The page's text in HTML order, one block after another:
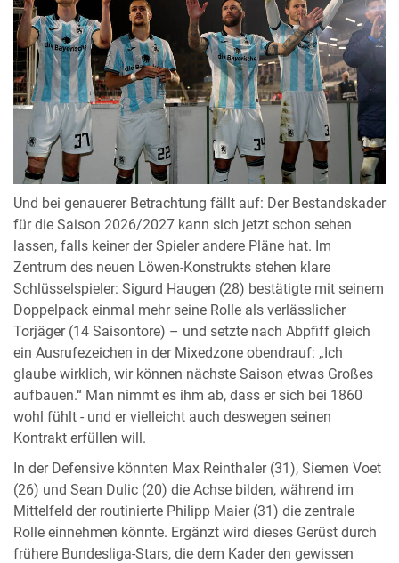
Und bei genauerer Betrachtung fällt auf: Der Bestandskader
für die Saison 2026/2027 kann sich jetzt schon sehen
lassen, falls keiner der Spieler andere Pläne hat. Im
Zentrum des neuen Löwen-Konstrukts stehen klare
Schlüsselspieler: Sigurd Haugen (28) bestätigte mit seinem
Doppelpack einmal mehr seine Rolle als verlässlicher
Torjäger (14 Saisontore) – und setzte nach Abpfiff gleich
ein Ausrufezeichen in der Mixedzone obendrauf: „Ich
glaube wirklich, wir können nächste Saison etwas Großes
aufbauen.“ Man nimmt es ihm ab, dass er sich bei 1860
wohl fühlt - und er vielleicht auch deswegen seinen
Kontrakt erfüllen will.
In der Defensive könnten Max Reinthaler (31), Siemen Voet
(26) und Sean Dulic (20) die Achse bilden, während im
Mittelfeld der routinierte Philipp Maier (31) die zentrale
Rolle einnehmen könnte. Ergänzt wird dieses Gerüst durch
frühere Bundesliga-Stars, die dem Kader den gewissen